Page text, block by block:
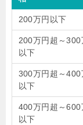
200万円以下
200万円超～300
以下
300万円超～400
以下
400万円超～600
以下